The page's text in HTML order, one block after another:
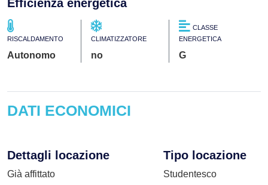
Efficienza energetica
RISCALDAMENTO
Autonomo
CLIMATIZZATORE
no
CLASSE
ENERGETICA
G
DATI ECONOMICI
Dettagli locazione
Già affittato
Tipo locazione
Studentesco